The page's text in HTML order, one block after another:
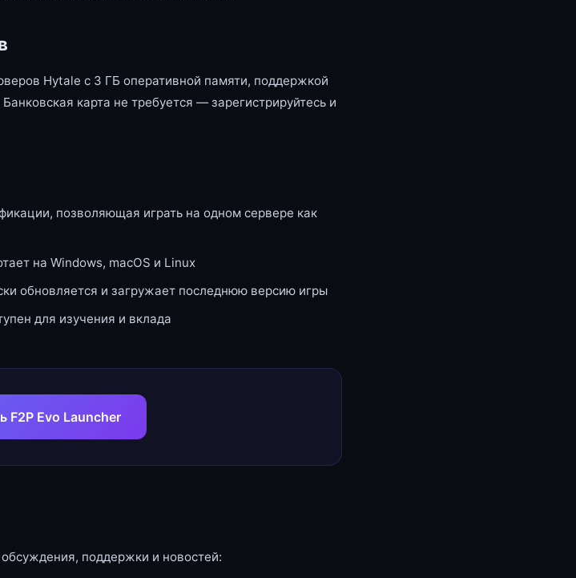
Hytale с 3 ГБ оперативной памяти, поддержкой
карта не требуется — зарегистрируйтесь и
позволяющая играть на одном сервере как
на Windows, macOS и Linux
обновляется и загружает последнюю версию игры
для изучения и вклада
F2P Evo Launcher
поддержки и новостей: